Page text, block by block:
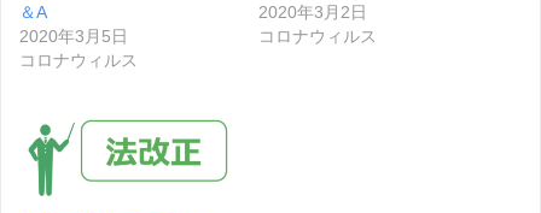
＆A
2020年3月5日
コロナウィルス
2020年3月2日
コロナウィルス